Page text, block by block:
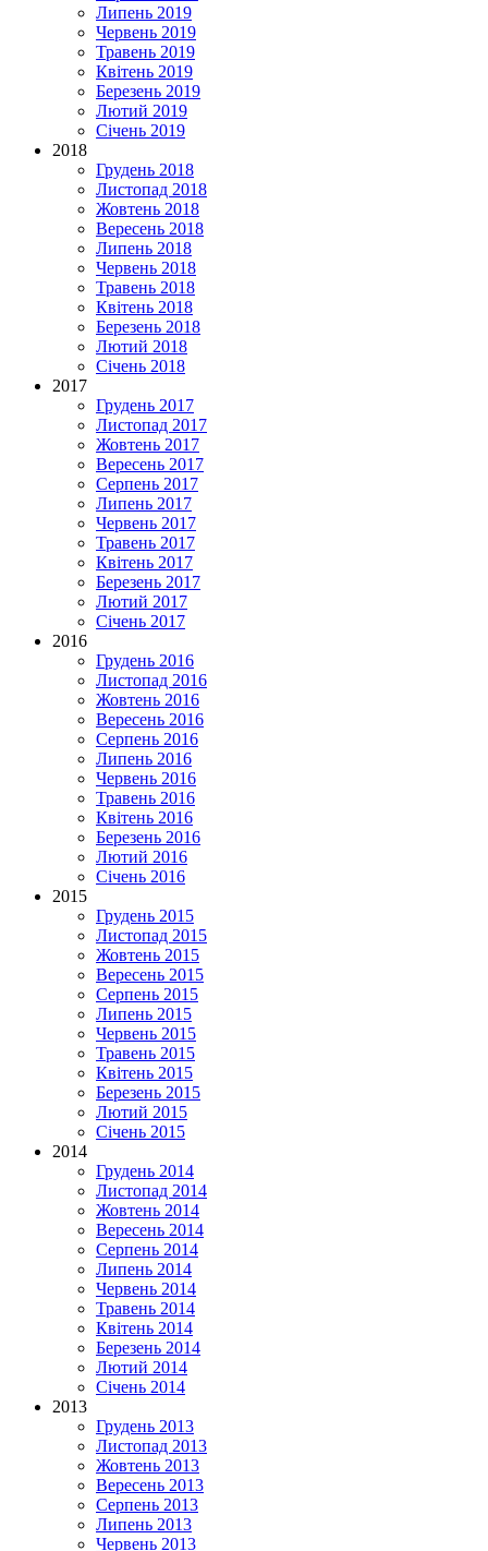
Липень 2019
Червень 2019
Травень 2019
Квітень 2019
Березень 2019
Лютий 2019
Січень 2019
2018
Грудень 2018
Листопад 2018
Жовтень 2018
Вересень 2018
Липень 2018
Червень 2018
Травень 2018
Квітень 2018
Березень 2018
Лютий 2018
Січень 2018
2017
Грудень 2017
Листопад 2017
Жовтень 2017
Вересень 2017
Серпень 2017
Липень 2017
Червень 2017
Травень 2017
Квітень 2017
Березень 2017
Лютий 2017
Січень 2017
2016
Грудень 2016
Листопад 2016
Жовтень 2016
Вересень 2016
Серпень 2016
Липень 2016
Червень 2016
Травень 2016
Квітень 2016
Березень 2016
Лютий 2016
Січень 2016
2015
Грудень 2015
Листопад 2015
Жовтень 2015
Вересень 2015
Серпень 2015
Липень 2015
Червень 2015
Травень 2015
Квітень 2015
Березень 2015
Лютий 2015
Січень 2015
2014
Грудень 2014
Листопад 2014
Жовтень 2014
Вересень 2014
Серпень 2014
Липень 2014
Червень 2014
Травень 2014
Квітень 2014
Березень 2014
Лютий 2014
Січень 2014
2013
Грудень 2013
Листопад 2013
Жовтень 2013
Вересень 2013
Серпень 2013
Липень 2013
Червень 2013